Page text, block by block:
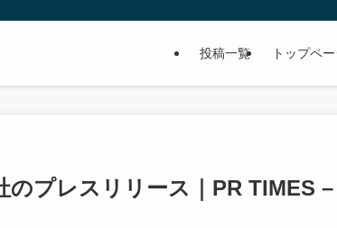
投稿一覧 トップペ
プレスリリース｜PR TIMES –